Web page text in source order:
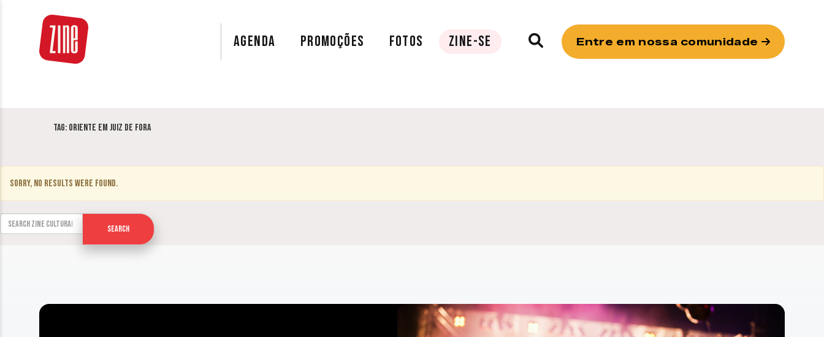
AGENDA PROMOÇÕES FOTOS ZINE-SE Entre em nossa comunidade
Tag: Oriente em Juiz de Fora
Sorry, no results were found.
Search for:
Search